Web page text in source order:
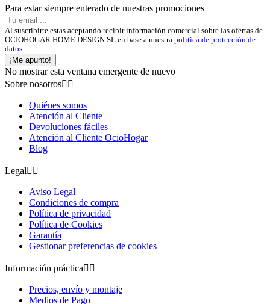
Para estar siempre enterado de nuestras promociones
Al suscribirte estas aceptando recibir información comercial sobre las ofertas de
OCIOHOGAR HOME DESIGN SL en base a nuestra política de protección de
datos
¡Me apunto!
No mostrar esta ventana emergente de nuevo
Sobre nosotros 
Quiénes somos
Atención al Cliente
Devoluciones fáciles
Atención al Cliente OcioHogar
Blog
Legal 
Aviso Legal
Condiciones de compra
Política de privacidad
Política de Cookies
Garantía
Gestionar preferencias de cookies
Información práctica 
Precios, envío y montaje
Medios de Pago